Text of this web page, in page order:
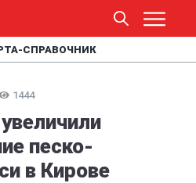
СПРАВОЧНИК
1444
песко-
в Кирове